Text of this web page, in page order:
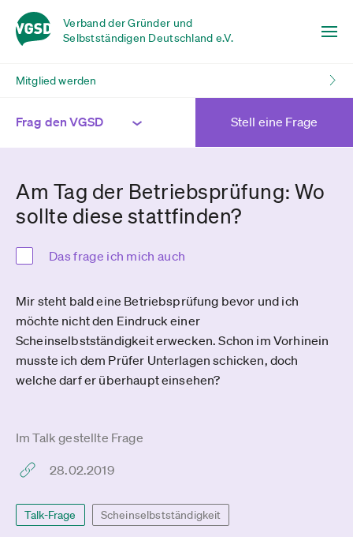
Verband der Gründer und
Selbstständigen Deutschland e.V.
Mitglied werden
Frag den VGSD Stell eine Frage
Am Tag der Betriebsprüfung: Wo
sollte diese stattfinden?
Das frage ich mich auch
Mir steht bald eine Betriebsprüfung bevor und ich
möchte nicht den Eindruck einer
Scheinselbstständigkeit erwecken. Schon im Vorhinein
musste ich dem Prüfer Unterlagen schicken, doch
welche darf er überhaupt einsehen?
Im Talk gestellte Frage
28.02.2019
Talk-Frage Scheinselbstständigkeit